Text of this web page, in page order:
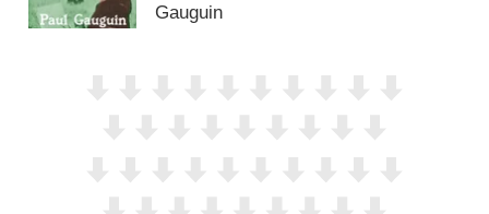
Gauguin